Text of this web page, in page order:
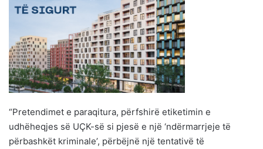
“Pretendimet e paraqitura, përfshirë etiketimin e
udhëheqjes së UÇK-së si pjesë e një ‘ndërmarrjeje të
përbashkët kriminale’, përbëjnë një tentativë të